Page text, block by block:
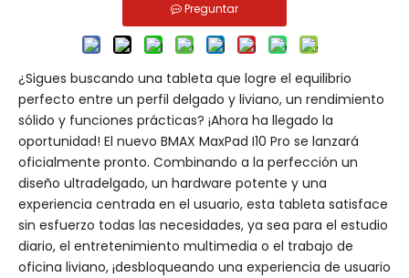
Preguntar
¿Sigues buscando una tableta que logre el equilibrio
perfecto entre un perfil delgado y liviano, un rendimiento
sólido y funciones prácticas? ¡Ahora ha llegado la
oportunidad! El nuevo BMAX MaxPad I10 Pro se lanzará
oficialmente pronto. Combinando a la perfección un
diseño ultradelgado, un hardware potente y una
experiencia centrada en el usuario, esta tableta satisface
sin esfuerzo todas las necesidades, ya sea para el estudio
diario, el entretenimiento multimedia o el trabajo de
oficina liviano, ¡desbloqueando una experiencia de usuario